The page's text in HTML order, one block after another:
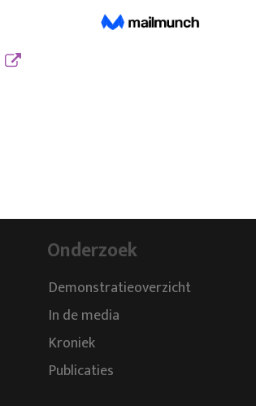
Onderzoek
Demonstratieoverzicht
In de media
Kroniek
Publicaties